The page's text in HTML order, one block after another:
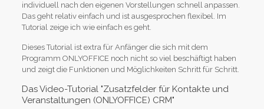
individuell nach den eigenen Vorstellungen schnell anpassen.
Das geht relativ einfach und ist ausgesprochen flexibel. Im
Tutorial zeige ich wie einfach es geht.
Dieses Tutorial ist extra für Anfänger die sich mit dem
Programm ONLYOFFICE noch nicht so viel beschäftigt haben
und zeigt die Funktionen und Möglichkeiten Schritt für Schritt.
Das Video-Tutorial "Zusatzfelder für Kontakte und
Veranstaltungen (ONLYOFFICE) CRM"